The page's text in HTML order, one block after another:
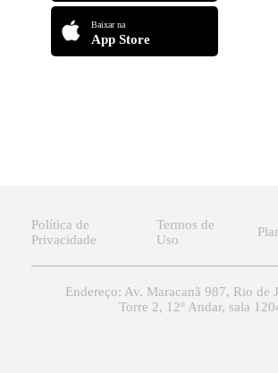
Baixar na
App Store
Política de
Privacidade
Termos de
Uso
Endereço: Av. Maracanã 987, Rio de
Torre 2, 12º Andar, sala